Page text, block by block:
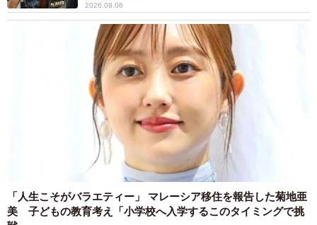
2026.08.06
「人生こそがバラエティー」 マレーシア移住を報告した菊地亜
美 子どもの教育考え「小学校へ入学するこのタイミングで挑